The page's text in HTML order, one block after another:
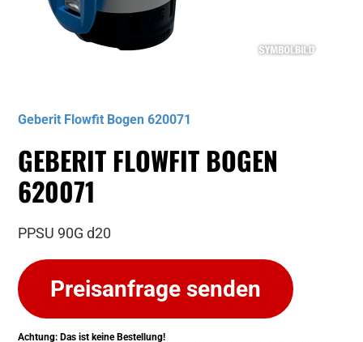
Geberit Flowfit Bogen 620071
GEBERIT FLOWFIT BOGEN
620071
PPSU 90G d20
Preisanfrage senden
Achtung: Das ist keine Bestellung!